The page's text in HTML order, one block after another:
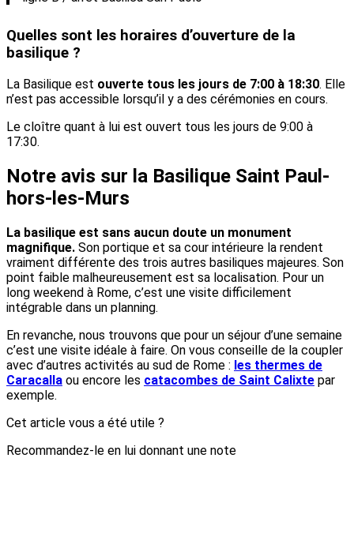
Quelles sont les horaires d’ouverture de la
basilique ?
La Basilique est ouverte tous les jours de 7:00 à 18:30. Elle
n’est pas accessible lorsqu’il y a des cérémonies en cours.
Le cloître quant à lui est ouvert tous les jours de 9:00 à
17:30.
Notre avis sur la Basilique Saint Paul-
hors-les-Murs
La basilique est sans aucun doute un monument
magnifique. Son portique et sa cour intérieure la rendent
vraiment différente des trois autres basiliques majeures. Son
point faible malheureusement est sa localisation. Pour un
long weekend à Rome, c’est une visite difficilement
intégrable dans un planning.
En revanche, nous trouvons que pour un séjour d’une semaine
c’est une visite idéale à faire. On vous conseille de la coupler
avec d’autres activités au sud de Rome : les thermes de
Caracalla ou encore les catacombes de Saint Calixte par
exemple.
Cet article vous a été utile ?
Recommandez-le en lui donnant une note